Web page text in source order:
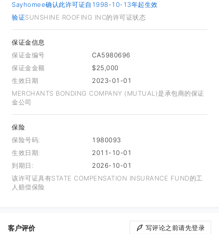
Sayhomee确认此许可证自1998-10-13年起生效
验证SUNSHINE ROOFING INC的许可证状态
保证金信息
保证金编号
CA5980696
保证金金额
$25,000
生效日期
2023-01-01
MERCHANTS BONDING COMPANY (MUTUAL)是承包商的保证
金公司
保险
保险号码:
1980093
生效日期:
2011-10-01
到期日:
2026-10-01
该许可证具有STATE COMPENSATION INSURANCE FUND的工
人赔偿保险
客户评价 写评论之前请先登录